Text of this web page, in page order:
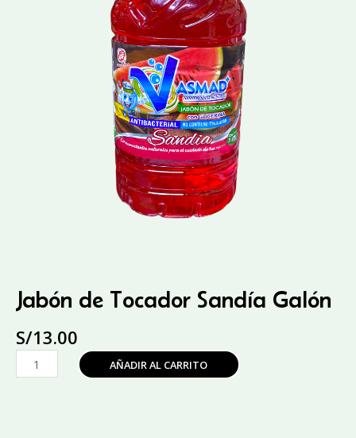
Jabón de Tocador Sandía Galón
S/13.00
Jabón
de
AÑADIR AL CARRITO